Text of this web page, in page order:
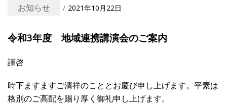
お知らせ 2021年10月22日
令和3年度 地域連携講演会のご案内
謹啓
時下ますますご清祥のこととお慶び申し上げます。平素は
格別のご高配を賜り厚く御礼申し上げます。